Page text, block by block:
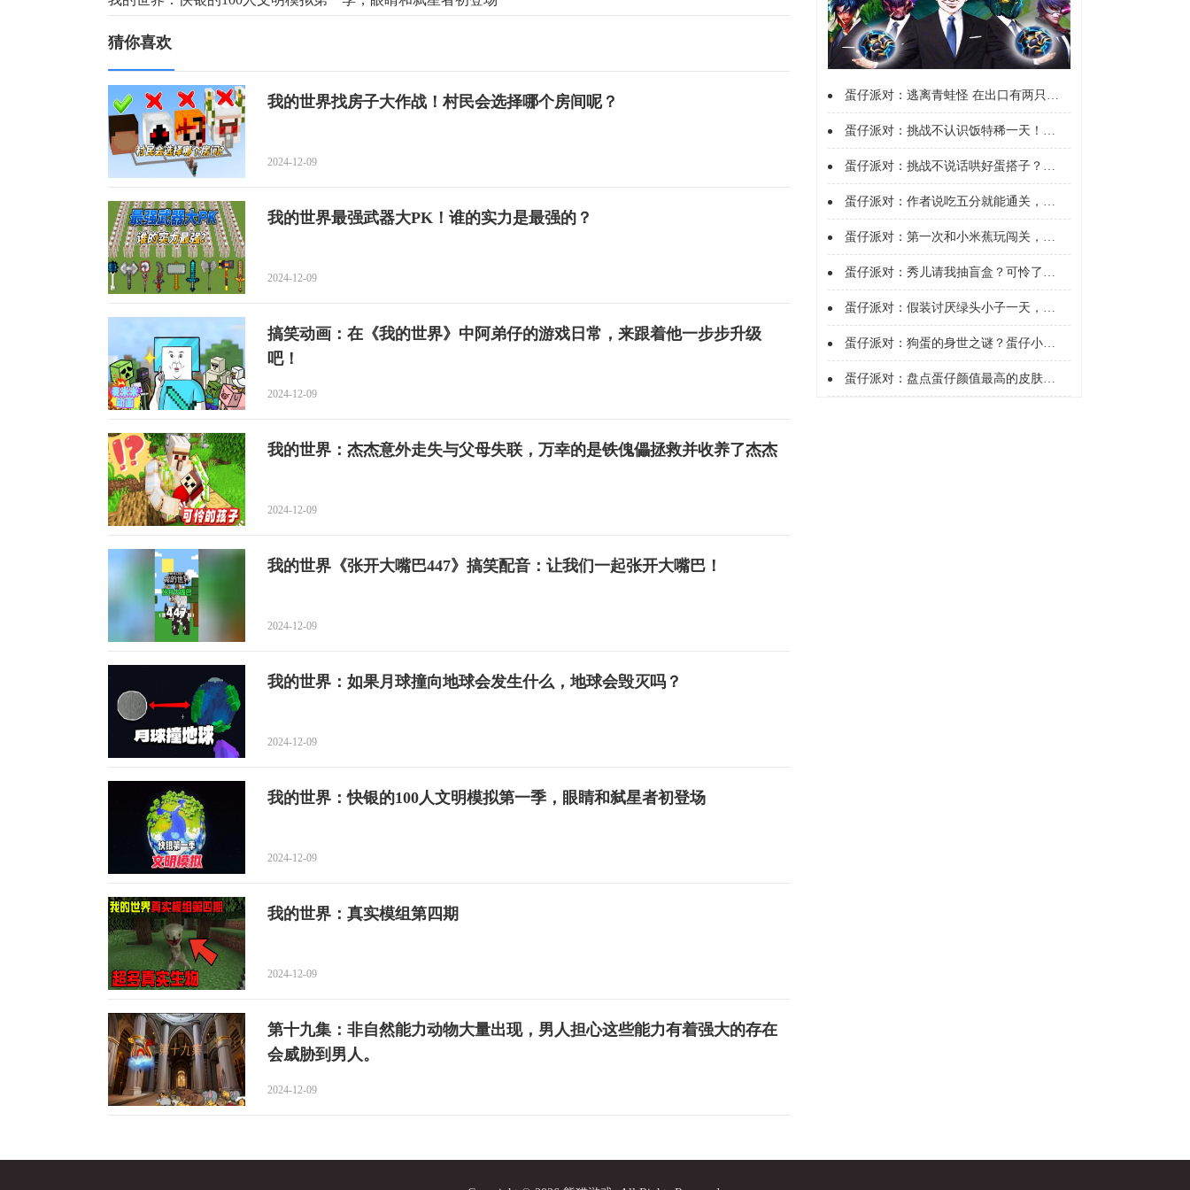
猜你喜欢
我的世界找房子大作战！村民会选择哪个房间呢？
2024-12-09
我的世界最强武器大PK！谁的实力是最强的？
2024-12-09
搞笑动画：在《我的世界》中阿弟仔的游戏日常，来跟着他一步步升级
吧！
2024-12-09
我的世界：杰杰意外走失与父母失联，万幸的是铁傀儡拯救并收养了杰杰
2024-12-09
我的世界《张开大嘴巴447》搞笑配音：让我们一起张开大嘴巴！
2024-12-09
我的世界：如果月球撞向地球会发生什么，地球会毁灭吗？
2024-12-09
我的世界：快银的100人文明模拟第一季，眼睛和弑星者初登场
2024-12-09
我的世界：真实模组第四期
2024-12-09
第十九集：非自然能力动物大量出现，男人担心这些能力有着强大的存在
会威胁到男人。
2024-12-09
蛋仔派对：逃离青蛙怪 在出口有两只青蛙 一直跑不要停
蛋仔派对：挑战不认识饭特稀一天！看看这小子会作何反应？}
蛋仔派对：挑战不说话哄好蛋搭子？我直接送她一个全皮账号！
蛋仔派对：作者说吃五分就能通关，于是五分豆自己长脚跑了！}
蛋仔派对：第一次和小米蕉玩闯关，没想到我们竟然这么菜！
蛋仔派对：秀儿请我抽盲盒？可怜了哇咔辉哥，再也找不到蛋搭子了
蛋仔派对：假装讨厌绿头小子一天，他居然要找人收拾我！
蛋仔派对：狗蛋的身世之谜？蛋仔小剧场！
蛋仔派对：盘点蛋仔颜值最高的皮肤，看看有没有你喜欢的！}